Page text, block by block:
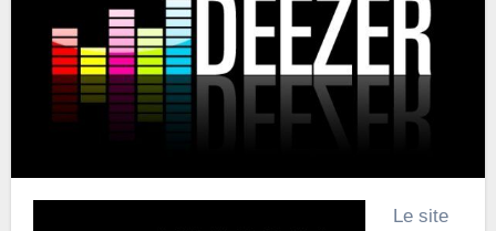
Le site